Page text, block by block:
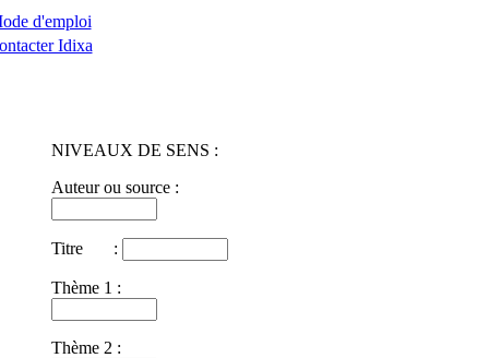
d'emploi
Idixa
NIVEAUX DE SENS :
Auteur ou source :
Titre :
Thème 1 :
Thème 2 :